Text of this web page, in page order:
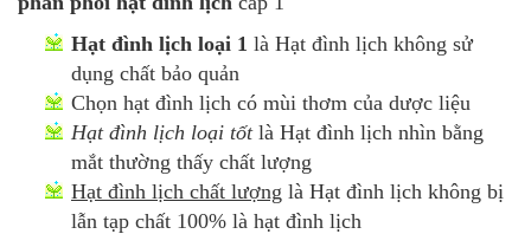
Hạt đình lịch loại 1 là Hạt đình lịch không sử
dụng chất bảo quản
Chọn hạt đình lịch có mùi thơm của dược liệu
Hạt đình lịch loại tốtlà Hạt đình lịch nhìn bằng
mắt thường thấy chất lượng
Hạt đình lịch chất lượng là Hạt đình lịch không bị
lẫn tạp chất 100% là hạt đình lịch